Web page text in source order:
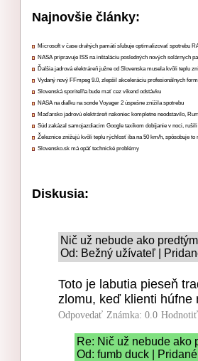
Najnovšie články:
Microsoft v čase drahých pamätí sľubuje optimalizovať spotrebu
NASA pripravuje ISS na inštaláciu posledných nových solárnych
Ďalšia jadrová elektráreň južne od Slovenska musela kvôli teplu
Vydaný nový FFmpeg 9.0, zlepšil akceleráciu profesionálnych
Slovenská sporiteľňa bude mať cez víkend odstávku
NASA na diaľku na sonde Voyager 2 úspešne znížila spotrebu
Maďarsko jadrovú elektráreň nakoniec kompletne neodstavilo,
Súd zakázal samojazdiacim Google taxíkom dobíjanie v noci,
Železnice znižujú kvôli teplu rýchlosť iba na 50 km/h, spôsobuje to
Slovensko.sk má opäť technické problémy
Diskusia:
Nič už nebude ako
Od: Bežný užívateľ |
Toto je labutia pieseň
zlomu, keď klienti húfne
Odpovedať Známka: 0.0
Re: Nič už nebude ako
Od: fumb duck |